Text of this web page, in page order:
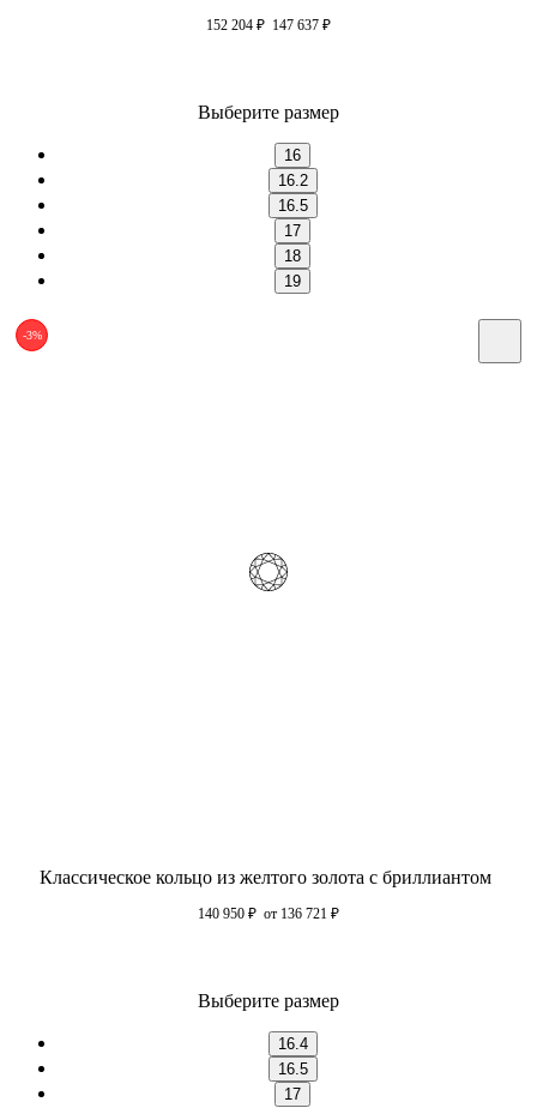
152 204 ₽ 147 637 ₽
Выберите размер
16
16.2
16.5
17
18
19
-3%
Классическое кольцо из желтого золота с бриллиантом
140 950 ₽ от 136 721 ₽
Выберите размер
16.4
16.5
17